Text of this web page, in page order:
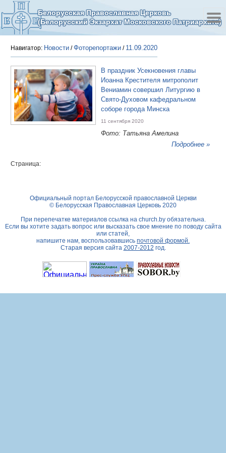
Белорусская Православная Церковь
(Белорусский Экзархат Московского Патриархата)
Навигатор: Новости /Фоторепортажи / 11.09.2020
В праздник Усекновения главы
Иоанна Крестителя митрополит
Вениамин совершил Литургию в
Свято-Духовом кафедральном
соборе города Минска
11 сентября 2020
Фото: Татьяна Амелина
Подробнее »
Страница:
Официальный портал Белорусской православной Церкви
© Белорусская Православная Церковь 2020
При перепечатке материалов ссылка на church.byобязательна.
Если вы хотите задать вопрос или высказать свое мнение по поводу сайта
или статей,
напишите нам, воспользовавшись почтовой формой.
Старая версия сайта 2007-2012 год.